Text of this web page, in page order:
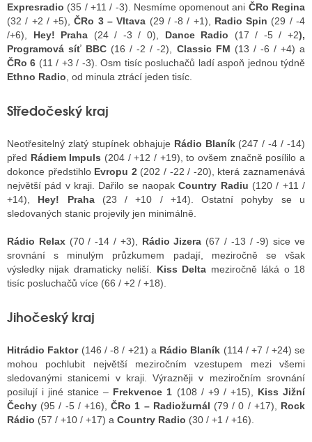
Expresradio (35 / +11 / -3). Nesmíme opomenout ani ČRo Regina
(32 / +2 / +5),ČRo 3 – Vltava (29 / -8 / +1), Radio Spin (29 / -4
/+6), Hey! Praha (24 / -3 / 0), Dance Radio (17 / -5 / +2),
Programová síť BBC (16 / -2 / -2), Classic FM (13 / -6 / +4) a
ČRo 6 (11 / +3 / -3). Osm tisíc posluchačů ladí aspoň jednou týdně
Ethno Radio , od minula ztrácí jeden tisíc.
Středočeský kraj
Neotřesitelný zlatý stupínek obhajuje Rádio Blaník(247 / -4 / -14)
před Rádiem Impuls (204 / +12 / +19), to ovšem značně posílilo a
dokonce předstihlo Evropu 2(202 / -22 / -20), která zaznamenává
největší pád v kraji. Dařilo se naopakCountry Radiu (120 / +11 /
+14), Hey! Praha(23 / +10 / +14). Ostatní pohyby se u
sledovaných stanic projevily jen minimálně.
Rádio Relax(70 / -14 / +3), Rádio Jizera (67 / -13 / -9) sice ve
srovnání s minulým průzkumem padají, meziročně se však
výsledky nijak dramaticky neliší. Kiss Delta meziročně láká o 18
tisíc posluchačů více (66 / +2 / +18).
Jihočeský kraj
Hitrádio Faktor(146 / -8 / +21) a Rádio Blaník (114 / +7 / +24) se
mohou pochlubit největší meziročním vzestupem mezi všemi
sledovanými stanicemi v kraji. Výrazněji v meziročním srovnání
posilují i jiné stanice – Frekvence 1 (108 / +9 / +15), Kiss Jižní
Čechy (95 / -5 / +16),ČRo 1 – Radiožurnál (79 / 0 / +17), Rock
Rádio (57 / +10 / +17) a Country Radio (30 / +1 / +16).